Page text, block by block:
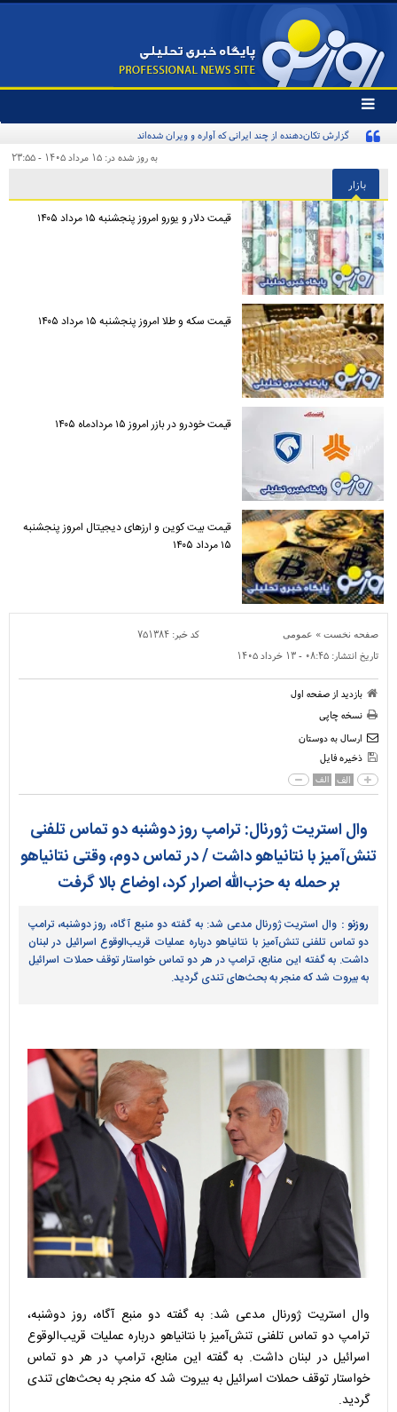
تغییر
وضعیت
منوی
ها
گزارش تکان‌دهنده از چند ایرانی که آواره و ویران شده‌اند
به روز شده در: ۱۵ مرداد ۱۴۰۵ - ۲۳:۵۵
بازار
قیمت دلار و یورو امروز پنجشنبه ۱۵ مرداد ۱۴۰۵
قیمت سکه و طلا امروز پنجشنبه ۱۵ مرداد ۱۴۰۵
قیمت خودرو در بازر امروز ۱۵ مردادماه ۱۴۰۵
قیمت بیت کوین و ارز‌های دیجیتال امروز پنجشنبه
۱۵ مرداد ۱۴۰۵
صفحه نخست » عمومی کد خبر: ۷۵۱۳۸۴
تاریخ انتشار: ۰۸:۴۵ - ۱۳ خرداد ۱۴۰۵
بازدید از صفحه اول
نسخه چاپی
ارسال به دوستان
ذخیره فایل
الف الف
وال استریت ژورنال: ترامپ روز دوشنبه دو تماس تلفنی
تنش‌آمیز با نتانیاهو داشت / در تماس دوم، وقتی نتانیاهو
بر حمله به حزب‌الله اصرار کرد، اوضاع بالا گرفت
روزنو : وال استریت ژورنال مدعی شد: به گفته دو منبع آگاه، روز دوشنبه، ترامپ
دو تماس تلفنی تنش‌آمیز با نتانیاهو درباره عملیات قریب‌الوقوع اسرائیل در لبنان
داشت. به گفته این منابع، ترامپ در هر دو تماس خواستار توقف حملات اسرائیل
به بیروت شد که منجر به بحث‌های تندی گردید.
وال استریت ژورنال مدعی شد: به گفته دو منبع آگاه، روز دوشنبه،
ترامپ دو تماس تلفنی تنش‌آمیز با نتانیاهو درباره عملیات قریب‌الوقوع
اسرائیل در لبنان داشت. به گفته این منابع، ترامپ در هر دو تماس
خواستار توقف حملات اسرائیل به بیروت شد که منجر به بحث‌های تندی
گردید.